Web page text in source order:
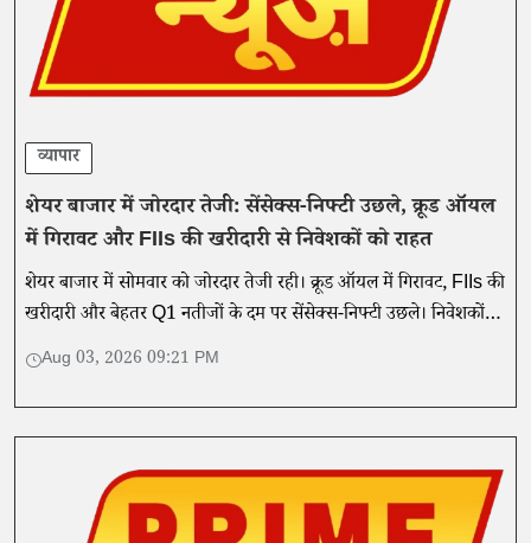
व्यापार
शेयर बाजार में जोरदार तेजी: सेंसेक्स-निफ्टी उछले, क्रूड ऑयल
में गिरावट और FIIs की खरीदारी से निवेशकों को राहत
शेयर बाजार में सोमवार को जोरदार तेजी रही। क्रूड ऑयल में गिरावट, FIIs की
खरीदारी और बेहतर Q1 नतीजों के दम पर सेंसेक्स-निफ्टी उछले। निवेशकों
की नजर अब आरबीआई पॉलिसी पर है।
Aug 03, 2026 09:21 PM